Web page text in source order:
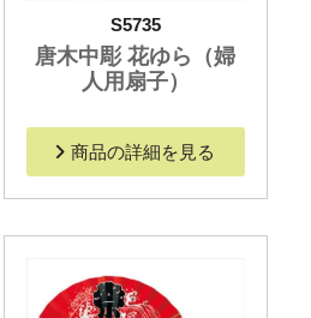
S5735
唐木中彫 花ゆら（婦
人用扇子）
商品の詳細を見る